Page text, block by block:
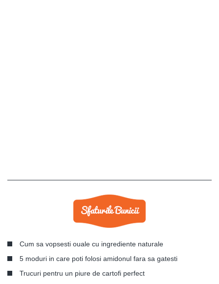
Cum sa vopsesti ouale cu ingrediente naturale
5 moduri in care poti folosi amidonul fara sa gatesti
Trucuri pentru un piure de cartofi perfect